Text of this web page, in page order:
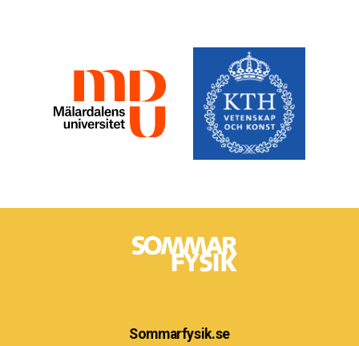
Sommarfysik.se